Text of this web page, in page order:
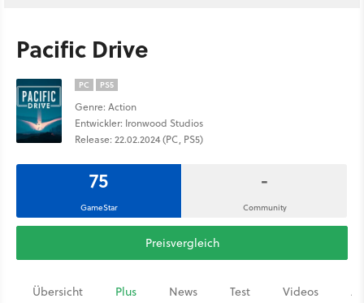
Pacific Drive
PC PS5
Genre: Action
Entwickler: Ironwood Studios
Release: 22.02.2024 (PC, PS5)
75
GameStar
-
Community
Preisvergleich
Übersicht Plus News Test Videos